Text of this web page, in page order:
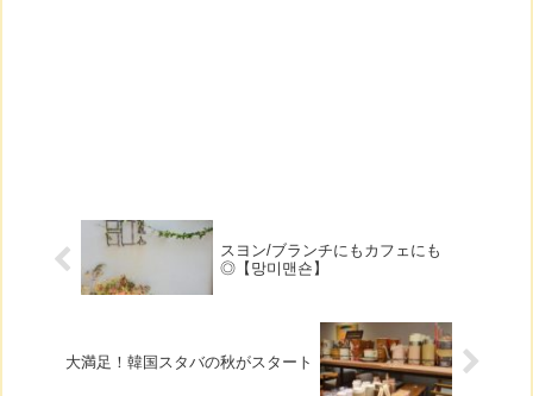
スヨン/ブランチにもカフェにも
◎【망미맨숀】
大満足！韓国スタバの秋がスタート